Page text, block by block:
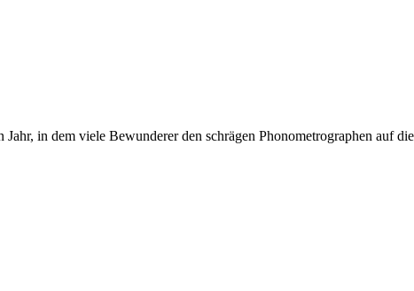
in dem viele Bewunderer den schrägen Phonometrographen auf